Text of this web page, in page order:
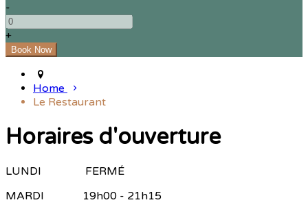
-
+
Home
Le Restaurant
Horaires d'ouverture
LUNDI FERMÉ
MARDI 19h00 - 21h15